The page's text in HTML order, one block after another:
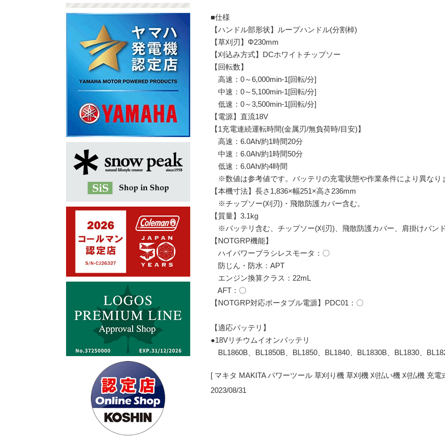
■仕様
【ハンドル部形状】ループハンドル(分割棹)
【草刈刃】Φ230mm
【刈込み方式】DCホワイトチップソー
【回転数】
高速：0～6,000min-1[回転/分]
中速：0～5,100min-1[回転/分]
低速：0～3,500min-1[回転/分]
【電源】直流18V
【1充電連続運転時間(金属刃/無負荷時/目安)】
高速：6.0Ah/約1時間20分
中速：6.0Ah/約1時間50分
低速：6.0Ah/約4時間
※数値は参考値です。バッテリの充電状態や作業条件により異なり
【本機寸法】長さ1,836×幅251×高さ236mm
※チップソー(刈刃)・飛散防護カバー含む。
【質量】3.1kg
※バッテリ含む、チップソー(刈刃)、飛散防護カバー、肩掛けバン
【NOTGRP機能】
ハイパワーブラシレスモータ：〇
防じん・防水：APT
エンジン換算クラス：22mL
AFT：〇
【NOTGRP対応ポータブル電源】PDC01：〇
【適応バッテリ】
●18Vリチウムイオンバッテリ
BL1860B、BL1850B、BL1850、BL1840、BL1830B、BL1830、
[ マキタ MAKITA パワーツール 草刈り機 草刈機 刈払い機 刈払機 充電
2023/08/31